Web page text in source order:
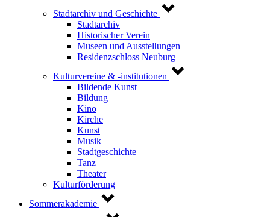
Stadtarchiv und Geschichte
Stadtarchiv
Historischer Verein
Museen und Ausstellungen
Residenzschloss Neuburg
Kulturvereine & -institutionen
Bildende Kunst
Bildung
Kino
Kirche
Kunst
Musik
Stadtgeschichte
Tanz
Theater
Kulturförderung
Sommerakademie